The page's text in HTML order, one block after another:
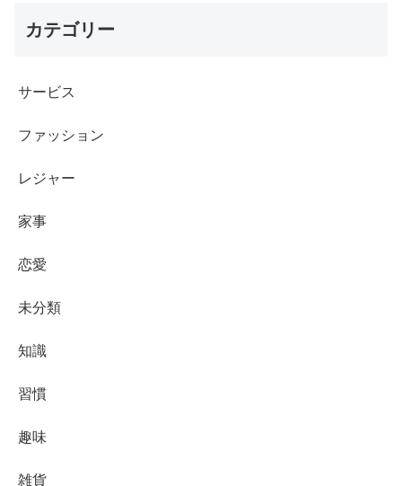
カテゴリー
サービス
ファッション
レジャー
家事
恋愛
未分類
知識
習慣
趣味
雑貨